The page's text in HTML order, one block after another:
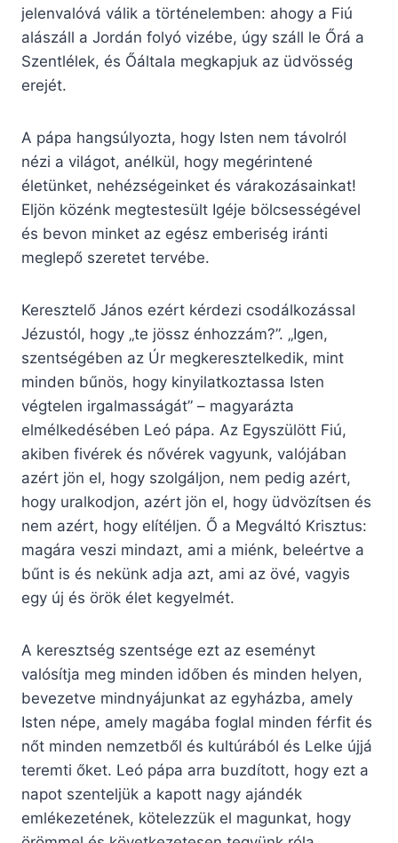
jelenvalóvá válik a történelemben: ahogy a Fiú
alászáll a Jordán folyó vizébe, úgy száll le Őrá a
Szentlélek, és Őáltala megkapjuk az üdvösség
erejét.
A pápa hangsúlyozta, hogy Isten nem távolról
nézi a világot, anélkül, hogy megérintené
életünket, nehézségeinket és várakozásainkat!
Eljön közénk megtestesült Igéje bölcsességével
és bevon minket az egész emberiség iránti
meglepő szeretet tervébe.
Keresztelő János ezért kérdezi csodálkozással
Jézustól, hogy „te jössz énhozzám?”. „Igen,
szentségében az Úr megkeresztelkedik, mint
minden bűnös, hogy kinyilatkoztassa Isten
végtelen irgalmasságát” – magyarázta
elmélkedésében Leó pápa. Az Egyszülött Fiú,
akiben fivérek és nővérek vagyunk, valójában
azért jön el, hogy szolgáljon, nem pedig azért,
hogy uralkodjon, azért jön el, hogy üdvözítsen és
nem azért, hogy elítéljen. Ő a Megváltó Krisztus:
magára veszi mindazt, ami a miénk, beleértve a
bűnt is és nekünk adja azt, ami az övé, vagyis
egy új és örök élet kegyelmét.
A keresztség szentsége ezt az eseményt
valósítja meg minden időben és minden helyen,
bevezetve mindnyájunkat az egyházba, amely
Isten népe, amely magába foglal minden férfit és
nőt minden nemzetből és kultúrából és Lelke újjá
teremti őket. Leó pápa arra buzdított, hogy ezt a
napot szenteljük a kapott nagy ajándék
emlékezetének, kötelezzük el magunkat, hogy